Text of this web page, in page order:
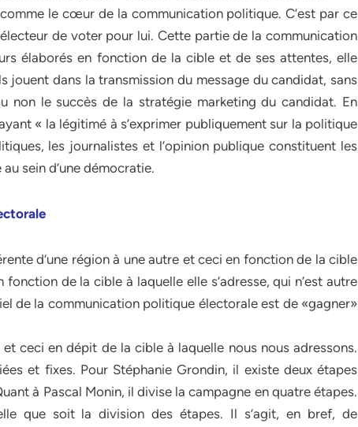
le cœur de la communication politique. C’est par ce
de voter pour lui. Cette partie de la communication
élaborés en fonction de la cible et de ses attentes, elle
jouent dans la transmission du message du candidat, sans
non le succès de la stratégie marketing du candidat. En
« la légitimé à s’exprimer publiquement sur la politique
les journalistes et l’opinion publique constituent les
sein d’une démocratie.
d’une région à une autre et ceci en fonction de la cible
de la cible à laquelle elle s’adresse, qui n’est autre
de la communication politique électorale est de «gagner»
ceci en dépit de la cible à laquelle nous nous adressons.
et fixes. Pour Stéphanie Grondin, il existe deux étapes
à Pascal Monin, il divise la campagne en quatre étapes.
que soit la division des étapes. Il s’agit, en bref, de